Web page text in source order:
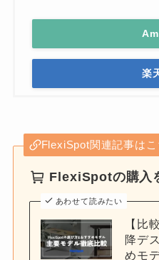
楽
FlexiSpot関連記事はこ
FlexiSpotの購入
あわせて読みたい
【比
降デ
めモ